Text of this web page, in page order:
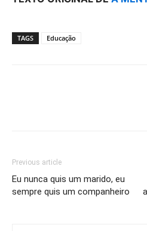
TAGS Educação
Previous article
Eu nunca quis um marido, eu
sempre quis um companheiro